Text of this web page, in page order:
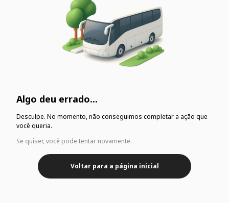
Algo deu errado...
Desculpe. No momento, não conseguimos completar a ação que
você queria.
Se quiser, você pode tentar novamente.
Voltar para a página inicial